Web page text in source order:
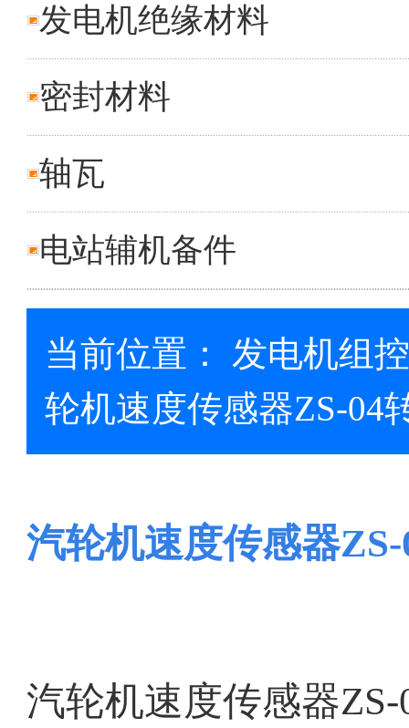
发电机绝缘材料
密封材料
轴瓦
电站辅机备件
当前位置： 发电机组
轮机速度传感器ZS-04
汽轮机速度传感器
汽轮机速度传感器